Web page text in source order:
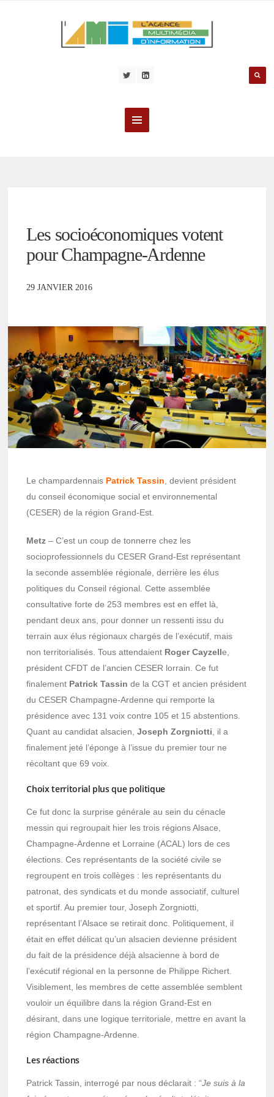
Les socioéconomiques votent
pour Champagne-Ardenne
29 JANVIER 2016
Le champardennais Patrick Tassin, devient président
du conseil économique social et environnemental
(CESER) de la région Grand-Est.
Metz – C’est un coup de tonnerre chez les
socioprofessionnels du CESER Grand-Est représentant
la seconde assemblée régionale, derrière les élus
politiques du Conseil régional. Cette assemblée
consultative forte de 253 membres est en effet là,
pendant deux ans, pour donner un ressenti issu du
terrain aux élus régionaux chargés de l’exécutif, mais
non territorialisés. Tous attendaient Roger Cayzelle,
président CFDT de l’ancien CESER lorrain. Ce fut
finalement Patrick Tassin de la CGT et ancien président
du CESER Champagne-Ardenne qui remporte la
présidence avec 131 voix contre 105 et 15 abstentions.
Quant au candidat alsacien,Joseph Zorgniotti, il a
finalement jeté l’éponge à l’issue du premier tour ne
récoltant que 69 voix.
Choix territorial plus que politique
Ce fut donc la surprise générale au sein du cénacle
messin qui regroupait hier les trois régions Alsace,
Champagne-Ardenne et Lorraine (ACAL) lors de ces
élections. Ces représentants de la société civile se
regroupent en trois collèges : les représentants du
patronat, des syndicats et du monde associatif, culturel
et sportif. Au premier tour, Joseph Zorgniotti,
représentant l’Alsace se retirait donc. Politiquement, il
était en effet délicat qu’un alsacien devienne président
du fait de la présidence déjà alsacienne à bord de
l’exécutif régional en la personne de Philippe Richert.
Visiblement, les membres de cette assemblée semblent
vouloir un équilibre dans la région Grand-Est en
désirant, dans une logique territoriale, mettre en avant la
région Champagne-Ardenne.
Les réactions
Patrick Tassin, interrogé par nous déclarait : “Je suis à la